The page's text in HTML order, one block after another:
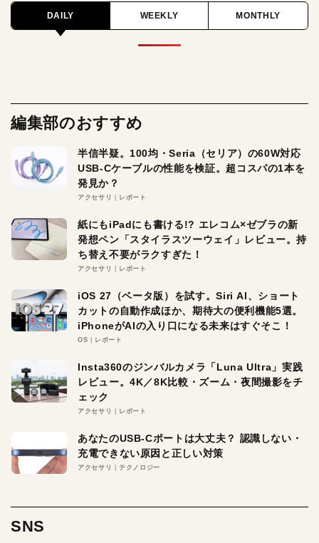
DAILY WEEKLY MONTHLY
編集部のおすすめ
半信半疑。100均・Seria（セリア）の60W対応
USB-Cケーブルの性能を検証。超コスパの1本を
発見か？
アクセサリ レポート
紙にもiPadにも書ける!? エレコム×ゼブラの新
発想ペン「スタイラスツーウェイ」レビュー。持
ち替え不要がラクすぎた！
アクセサリ レポート
iOS 27（ベータ版）を試す。Siri AI、ショート
カットの自動作成ほか、期待大の便利機能5選。
iPhoneがAIの入り口になる未来はすぐそこ！
OS レポート
Insta360のジンバルカメラ「Luna Ultra」実践
レビュー。4K／8K比較・ズーム・夜間撮影をチ
ェック
アクセサリ レポート
あなたのUSB-Cポートは大丈夫？ 認識しない・
充電できない原因と正しい対策
アクセサリ テクノロジー
SNS